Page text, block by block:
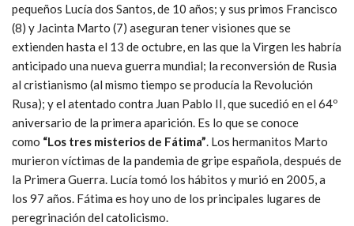
pequeños Lucía dos Santos, de 10 años; y sus primos Francisco
(8) y Jacinta Marto (7) aseguran tener visiones que se
extienden hasta el 13 de octubre, en las que la Virgen les habría
anticipado una nueva guerra mundial; la reconversión de Rusia
al cristianismo (al mismo tiempo se producía la Revolución
Rusa); y el atentado contra Juan Pablo II, que sucedió en el 64º
aniversario de la primera aparición. Es lo que se conoce
como “Los tres misterios de Fátima”. Los hermanitos Marto
murieron víctimas de la pandemia de gripe española, después de
la Primera Guerra. Lucía tomó los hábitos y murió en 2005, a
los 97 años. Fátima es hoy uno de los principales lugares de
peregrinación del catolicismo.